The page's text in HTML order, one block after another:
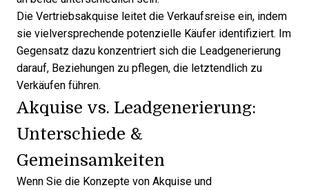
Die Vertriebsakquise leitet die Verkaufsreise ein, indem
sie vielversprechende potenzielle Käufer identifiziert. Im
Gegensatz dazu konzentriert sich die Leadgenerierung
darauf, Beziehungen zu pflegen, die letztendlich zu
Verkäufen führen.
Akquise vs. Leadgenerierung:
Unterschiede &
Gemeinsamkeiten
Wenn Sie die Konzepte von Akquise und